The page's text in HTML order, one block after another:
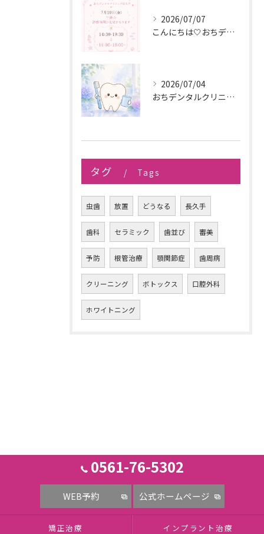
2026/07/07
こんにちは🤍おちデンタルクリニック長久手です🪥
2026/07/04
おちデンタルクリニック長久手です。
タグ Tags
虫歯 放置 どうなる 長久手
歯科 セラミック 歯並び 審美
予防 根管治療 顎関節症 歯周病
クリーニング ボトックス 口腔外科
ホワイトニング
0561-76-5302
WEB予約 公式ホームページ
矯正治療 インプラント治療